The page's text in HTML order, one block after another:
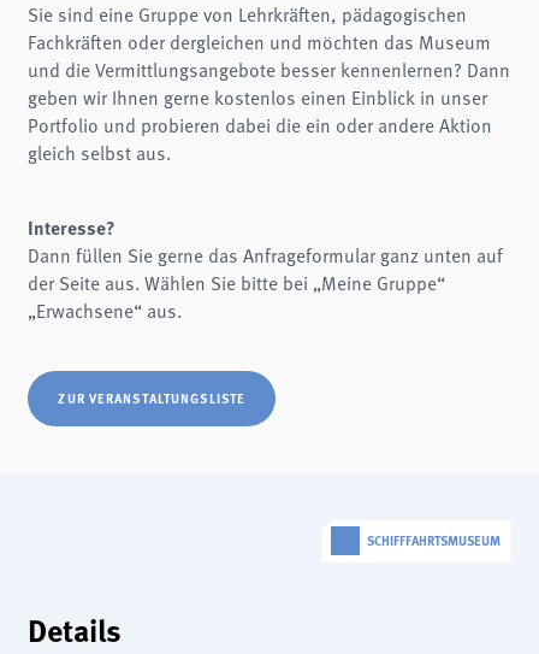
Sie sind eine Gruppe von Lehrkräften, pädagogischen
Fachkräften oder dergleichen und möchten das Museum
und die Vermittlungsangebote besser kennenlernen? Dann
geben wir Ihnen gerne kostenlos einen Einblick in unser
Portfolio und probieren dabei die ein oder andere Aktion
gleich selbst aus.
Interesse?
Dann füllen Sie gerne das Anfrageformular ganz unten auf
der Seite aus. Wählen Sie bitte bei „Meine Gruppe“
„Erwachsene“ aus.
ZUR VERANSTALTUNGSLISTE
SCHIFFFAHRTSMUSEUM
Details
Name:
fe_typo3_user
Anbieter:
schifffahrtsmuseum-flensburg.de
Zweck:
Session
Einverständnis-Cookie
Dieser Cookie speichert die ausgewählten Einverständnis-Optionen des Benutzers
Wir verwenden Matomo für anonyme Website-Analysen, um unsere Dienste zu
Anbieter: